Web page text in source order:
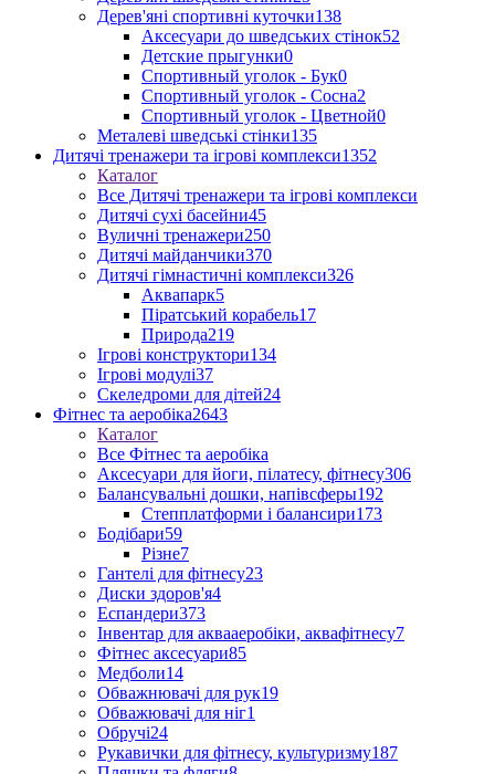
Дерев'яні спортивні куточки138
Аксесуари до шведських стінок52
Детские прыгунки0
Спортивный уголок - Бук0
Спортивный уголок - Сосна2
Спортивный уголок - Цветной0
Металеві шведські стінки135
Дитячі тренажери та ігрові комплекси1352
Каталог
Все Дитячі тренажери та ігрові комплекси
Дитячі сухі басейни45
Вуличні тренажери250
Дитячі майданчики370
Дитячі гімнастичні комплекси326
Аквапарк5
Піратський корабель17
Природа219
Ігрові конструктори134
Ігрові модулі37
Скеледроми для дітей24
Фітнес та аеробіка2643
Каталог
Все Фітнес та аеробіка
Аксесуари для йоги, пілатесу, фітнесу306
Балансувальні дошки, напівсферы192
Степплатформи і балансири173
Бодібари59
Різне7
Гантелі для фітнесу23
Диски здоров'я4
Еспандери373
Інвентар для аквааеробіки, аквафітнесу7
Фітнес аксесуари85
Медболи14
Обважнювачі для рук19
Обважювачі для ніг1
Обручі24
Рукавички для фітнесу, культуризму187